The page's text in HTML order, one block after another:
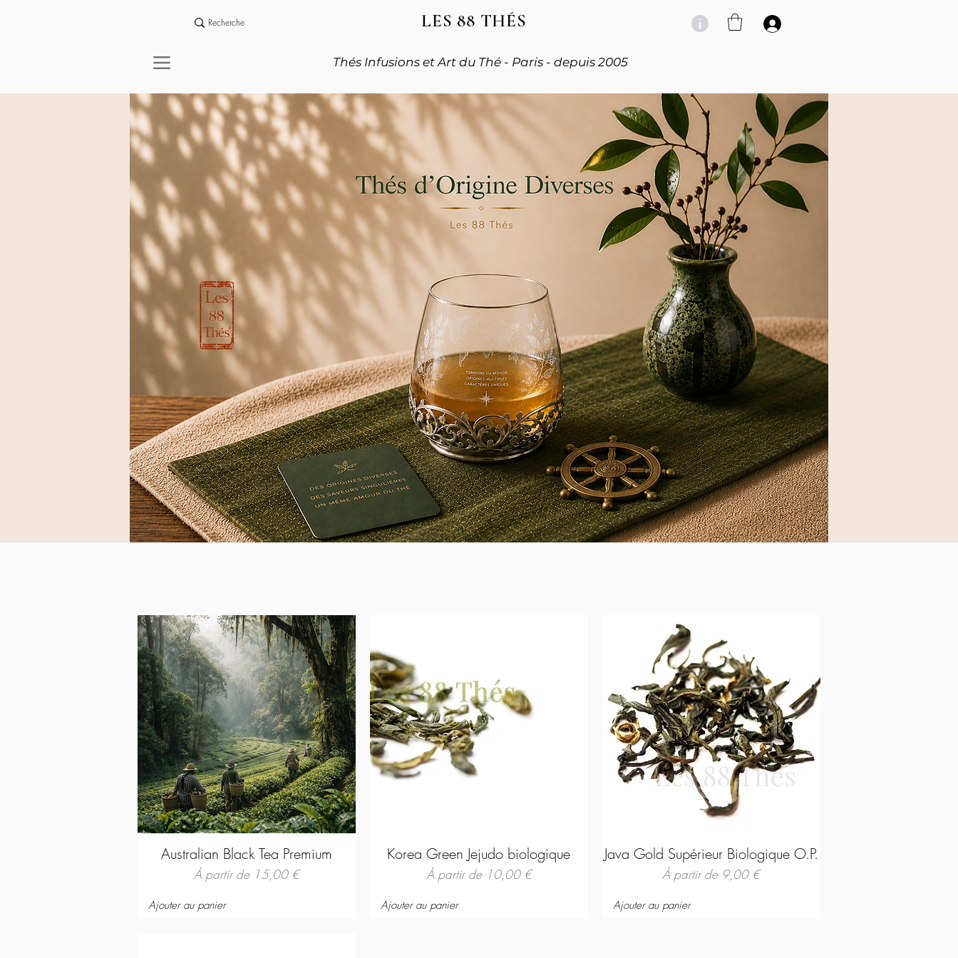
LES 88 THÉS
Thés Infusions et Art du Thé - Paris - depuis 2005
Australian Black Tea Premium
À partir de 15,00 €
Prix promotionnel
Ajouter au panier
Korea Green Jejudo biologique
À partir de 10,00 €
Prix promotionnel
Ajouter au panier
Java Gold Supérieur Biologique O.P.
À partir de 9,00 €
Prix promotionnel
Ajouter au panier